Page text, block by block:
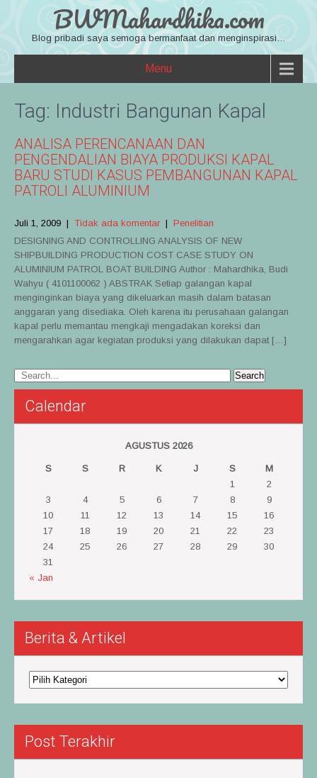
BWMahardhika.com
Blog pribadi saya semoga bermanfaat dan menginspirasi…
Menu
Tag: Industri Bangunan Kapal
ANALISA PERENCANAAN DAN
PENGENDALIAN BIAYA PRODUKSI KAPAL
BARU STUDI KASUS PEMBANGUNAN KAPAL
PATROLI ALUMINIUM
Juli 1, 2009 | Tidak ada komentar | Penelitian
DESIGNING AND CONTROLLING ANALYSIS OF NEW
SHIPBUILDING PRODUCTION COST CASE STUDY ON
ALUMINIUM PATROL BOAT BUILDING Author : Mahardhika, Budi
Wahyu ( 4101100062 ) ABSTRAK Setiap galangan kapal
menginginkan biaya yang dikeluarkan masih dalam batasan
anggaran yang disediaka. Oleh karena itu perusahaan galangan
kapal perlu memantau mengkaji mengadakan koreksi dan
mengarahkan agar kegiatan produksi yang dilakukan dapat […]
Calendar
AGUSTUS 2026
S S R K J S
M
1
2
3
4 5 6 7 8
9
10
11 12 13 14 15
16
17
18 19 20 21 22
23
24
25 26 27 28 29
30
31
« Jan
Berita & Artikel
Berita
&
Artikel
Post Terakhir